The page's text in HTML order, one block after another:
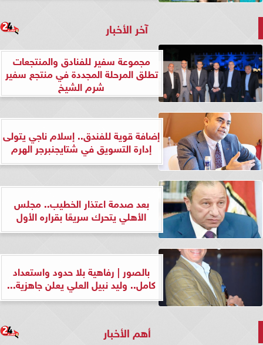
آخر الأخبار
مجموعة سفير للفنادق والمنتجعات
تطلق المرحلة المجددة في منتجع سفير
شرم الشيخ
إضافة قوية للفندق.. إسلام ناجي يتولى
إدارة التسويق في شتايجنبرجر الهرم
بعد صدمة اعتذار الخطيب.. مجلس
الأهلي يتحرك سريعًا بقراره الأول
بالصور | رفاهية بلا حدود واستعداد
كامل.. وليد نبيل العلي يعلن جاهزية...
أهم الأخبار